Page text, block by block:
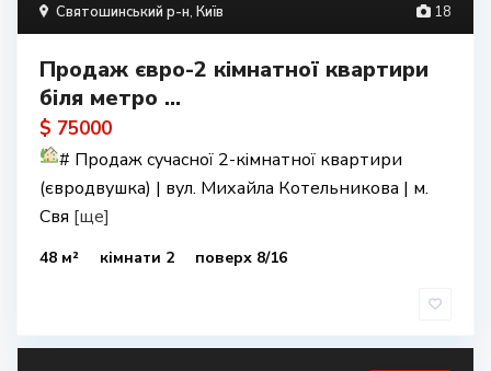
18
Святошинський р-н, Київ
Продаж євро-2 кімнатної квартири
біля метро ...
$ 75000
# Продаж сучасної 2-кімнатної квартири
(євродвушка) | вул. Михайла Котельникова | м.
Свя [ще]
48 м² кімнати 2 поверх 8/16